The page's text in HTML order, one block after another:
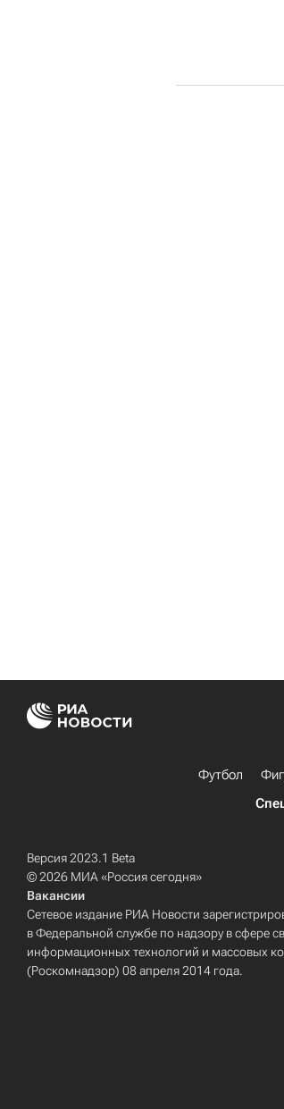
Футбол
Версия 2023.1 Beta
© 2026 МИА «Россия сегодня»
Вакансии
Сетевое издание РИА Новости
в Федеральной службе по надзору в сфере
информационных технологий и массовых
(Роскомнадзор) 08 апреля 2014 года.